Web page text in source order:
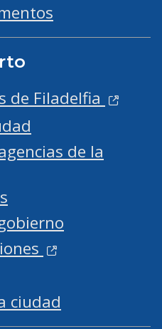
de Filadelfia
de la
ciudad